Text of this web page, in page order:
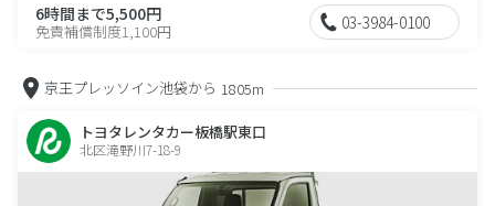
6時間まで5,500円
免責補償制度1,100円 03-3984-0100
京王プレッソイン池袋から 1805m
トヨタレンタカー板橋駅東口
北区滝野川7-18-9